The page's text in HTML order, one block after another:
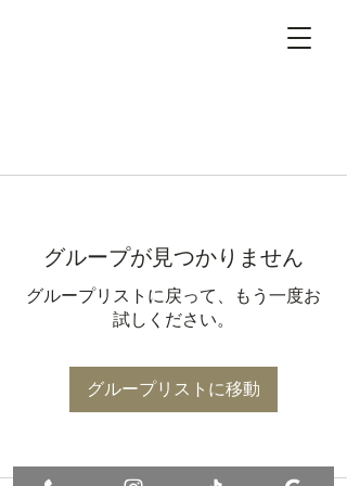
グループが見つかりません
グループリストに戻って、もう一度お
試しください。
グループリストに移動